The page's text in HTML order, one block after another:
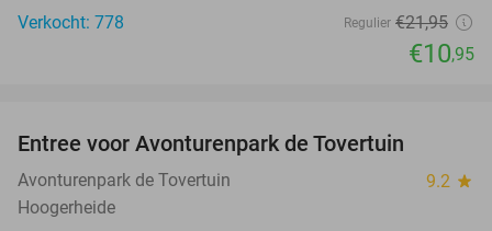
Verkocht: 778
Regulier €21,95
€10,95
Entree voor Avonturenpark de Tovertuin
Avonturenpark de Tovertuin 9.2 star
Hoogerheide